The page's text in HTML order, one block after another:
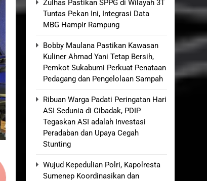
Keputusan Resmi”
Ekonomi Desa
Berjalan Sesuai Prosedur
di Pelabuhan Kalianget
Zulhas Pastikan SPPG di Wilayah 3T
Tuntas Pekan Ini, Integrasi Data
MBG Hampir Rampung
Bobby Maulana Pastikan Kawasan
Kuliner Ahmad Yani Tetap Bersih,
Pemkot Sukabumi Perkuat Penataan
Pedagang dan Pengelolaan Sampah
Ribuan Warga Padati Peringatan Hari
ASI Sedunia di Cibadak, PDIP
Tegaskan ASI adalah Investasi
Peradaban dan Upaya Cegah
Stunting
Wujud Kepedulian Polri, Kapolresta
Sumenep Koordinasikan dan